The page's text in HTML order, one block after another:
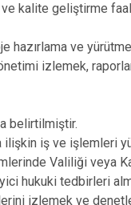
kalite geliştirme
hazırlama ve
izlemek,
belirtilmiştir.
ilişkin iş ve işlemleri
Valiliği veya
hukuki tedbirleri
izlemek ve